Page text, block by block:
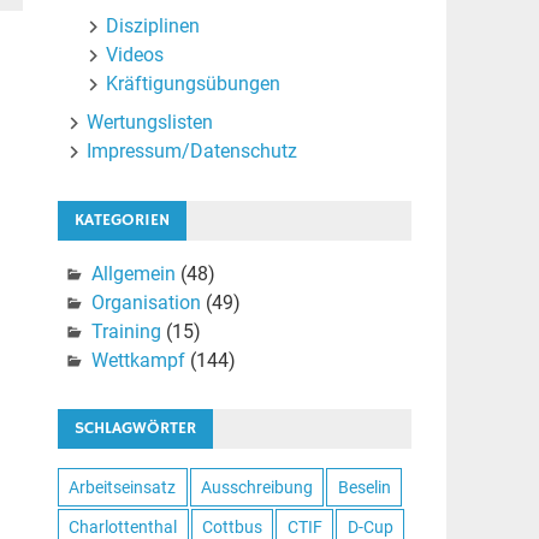
Disziplinen
Videos
Kräftigungsübungen
Wertungslisten
Impressum/Datenschutz
KATEGORIEN
Allgemein (48)
Organisation (49)
Training (15)
Wettkampf(144)
SCHLAGWÖRTER
Arbeitseinsatz Ausschreibung Beselin
Charlottenthal Cottbus CTIF D-Cup